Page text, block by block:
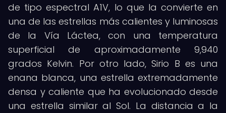
de tipo espectral A1V, lo que la convierte en
una de las estrellas más calientes y luminosas
de la Vía Láctea, con una temperatura
superficial de aproximadamente 9,940
grados Kelvin. Por otro lado, Sirio B es una
enana blanca, una estrella extremadamente
densa y caliente que ha evolucionado desde
una estrella similar al Sol. La distancia a la